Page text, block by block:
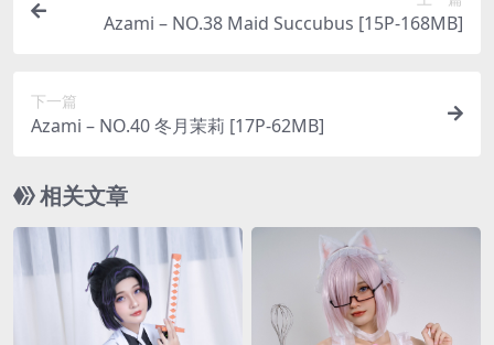
Azami – NO.38 Maid Succubus [15P-168MB]
下一篇
Azami – NO.40 冬月茉莉 [17P-62MB]
相关文章